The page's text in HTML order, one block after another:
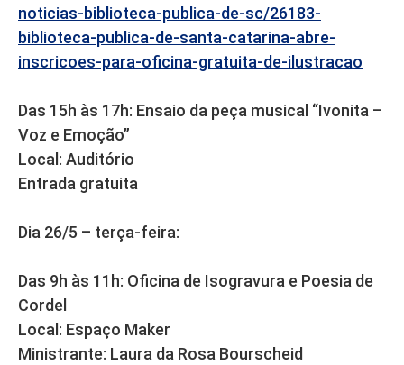
noticias-biblioteca-publica-de-sc/26183-
biblioteca-publica-de-santa-catarina-abre-
inscricoes-para-oficina-gratuita-de-ilustracao
Das 15h às 17h: Ensaio da peça musical “Ivonita –
Voz e Emoção”
Local: Auditório
Entrada gratuita
Dia 26/5 – terça-feira:
Das 9h às 11h: Oficina de Isogravura e Poesia de
Cordel
Local: Espaço Maker
Ministrante: Laura da Rosa Bourscheid